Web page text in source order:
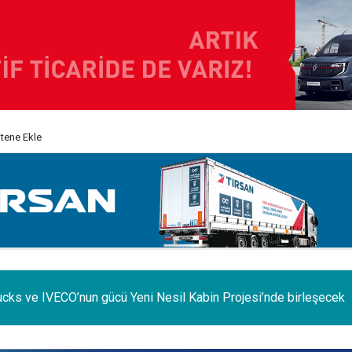
Ekle
iç pazar daraldı, ihracat şaha kalktı